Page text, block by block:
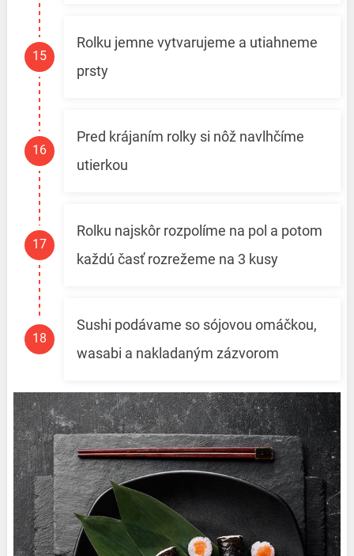
Rolku jemne vytvarujeme a utiahneme
prsty
Pred krájaním rolky si nôž navlhčíme
utierkou
Rolku najskôr rozpolíme na pol a potom
každú časť rozrežeme na 3 kusy
Sushi podávame so sójovou omáčkou,
wasabi a nakladaným zázvorom